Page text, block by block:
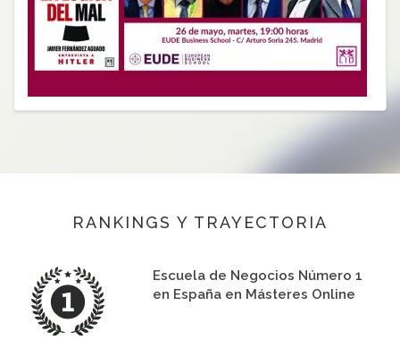
RANKINGS Y TRAYECTORIA
Escuela de Negocios Número 1
en España en Másteres Online